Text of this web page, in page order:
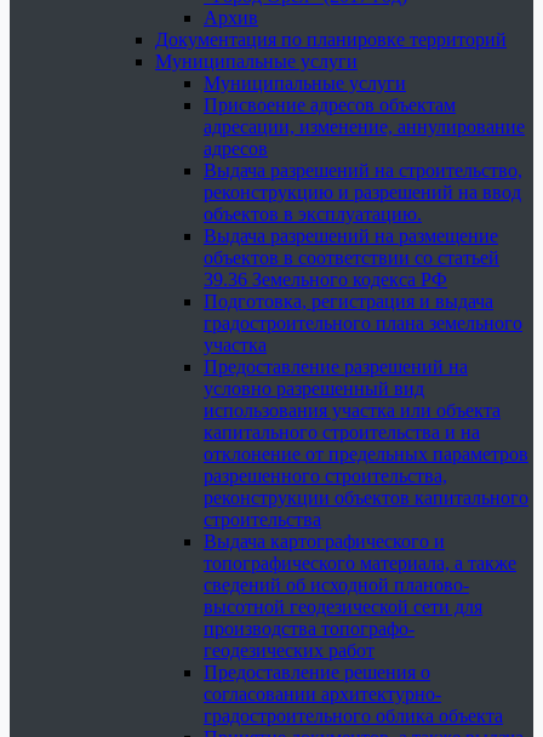
Архив
Документация по планировке территорий
Муниципальные услуги
Муниципальные услуги
Присвоение адресов объектам
адресации, изменение, аннулирование
адресов
Выдача разрешений на строительство,
реконструкцию и разрешений на ввод
объектов в эксплуатацию.
Выдача разрешений на размещение
объектов в соответствии со статьей
39.36 Земельного кодекса РФ
Подготовка, регистрация и выдача
градостроительного плана земельного
участка
Предоставление разрешений на
условно разрешенный вид
использования участка или объекта
капитального строительства и на
отклонение от предельных параметров
разрешенного строительства,
реконструкции объектов капитального
строительства
Выдача картографического и
топографического материала, а также
сведений об исходной планово-
высотной геодезической сети для
производства топографо-
геодезических работ
Предоставление решения о
согласовании архитектурно-
градостроительного облика объекта